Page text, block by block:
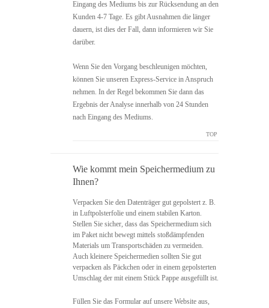
Eingang des Mediums bis zur Rücksendung an den
Kunden 4-7 Tage. Es gibt Ausnahmen die länger
dauern, ist dies der Fall, dann informieren wir Sie
darüber.
Wenn Sie den Vorgang beschleunigen möchten,
können Sie unseren Express-Service in Anspruch
nehmen. In der Regel bekommen Sie dann das
Ergebnis der Analyse innerhalb von 24 Stunden
nach Eingang des Mediums.
TOP
Wie kommt mein Speichermedium zu
Ihnen?
Verpacken Sie den Datenträger gut gepolstert z. B.
in Luftpolsterfolie und einem stabilen Karton.
Stellen Sie sicher, dass das Speichermedium sich
im Paket nicht bewegt mittels stoßdämpfenden
Materials um Transportschäden zu vermeiden.
Auch kleinere Speichermedien sollten Sie gut
verpacken als Päckchen oder in einem gepolsterten
Umschlag der mit einem Stück Pappe ausgefüllt ist.
Füllen Sie das Formular auf unsere Website aus,